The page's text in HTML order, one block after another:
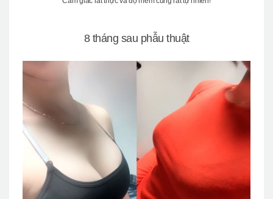
8 tháng sau phẫu thuật